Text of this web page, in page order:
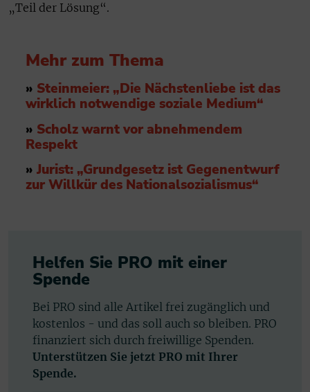
„Teil der Lösung“.
Mehr zum Thema
» Steinmeier: „Die Nächstenliebe ist das
wirklich notwendige soziale Medium“
» Scholz warnt vor abnehmendem
Respekt
» Jurist: „Grundgesetz ist Gegenentwurf
zur Willkür des Nationalsozialismus“
Helfen Sie PRO mit einer
Spende
Bei PRO sind alle Artikel frei zugänglich und
kostenlos - und das soll auch so bleiben. PRO
finanziert sich durch freiwillige Spenden.
Unterstützen Sie jetzt PRO mit Ihrer
Spende.